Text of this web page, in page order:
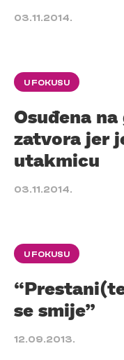
03.11.2014.
U FOKUSU
Osuđena
zatvora jer
utakmicu
03.11.2014.
U FOKUSU
se smije”
12.09.2013.